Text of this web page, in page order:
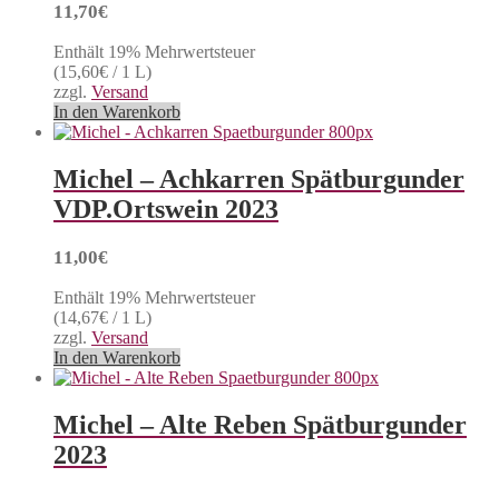
11,70€
Enthält 19% Mehrwertsteuer
(15,60€ / 1 L)
zzgl. Versand
In den Warenkorb
Michel – Achkarren Spätburgunder
VDP.Ortswein 2023
11,00€
Enthält 19% Mehrwertsteuer
(14,67€ / 1 L)
zzgl. Versand
In den Warenkorb
Michel – Alte Reben Spätburgunder
2023